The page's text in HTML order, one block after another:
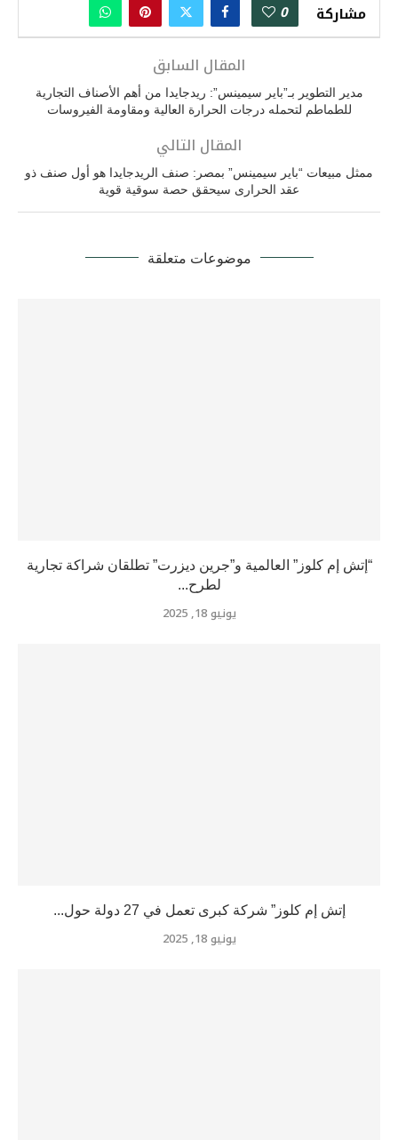
مشاركة 0
المقال السابق
مدير التطوير بـ”باير سيمينس”: ريدجايدا من أهم الأصناف التجارية
للطماطم لتحمله درجات الحرارة العالية ومقاومة الفيروسات
المقال التالي
ممثل مبيعات “باير سيمينس” بمصر: صنف الريدجايدا هو أول صنف ذو
عقد الحرارى سيحقق حصة سوقية قوية
موضوعات متعلقة
“إتش إم كلوز” العالمية و”جرين ديزرت” تطلقان شراكة تجارية
لطرح...
يونيو 18, 2025
إتش إم كلوز” شركة كبرى تعمل في 27 دولة حول...
يونيو 18, 2025